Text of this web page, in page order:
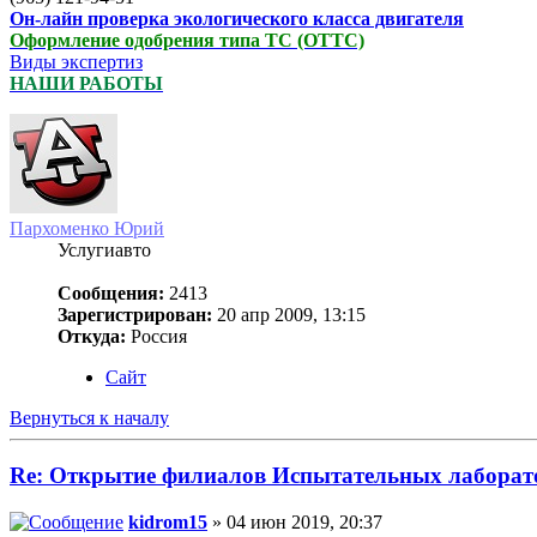
Он-лайн проверка экологического класса двигателя
Оформление одобрения типа ТС (ОТТС)
Виды экспертиз
НАШИ РАБОТЫ
Пархоменко Юрий
Услугиавто
Сообщения: 2413
Зарегистрирован: 20 апр 2009, 13:15
Откуда: Россия
Сайт
Вернуться к началу
Re: Открытие филиалов Испытательных
kidrom15 » 04 июн 2019, 20:37